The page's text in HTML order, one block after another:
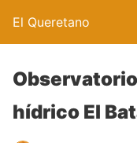
El Queretano
hídrico El